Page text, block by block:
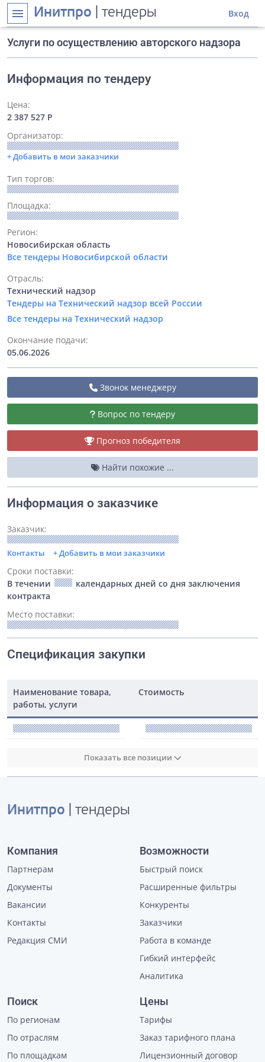
menu Инитпро | тендеры Вход
Услуги по осуществлению авторского надзора
Информация по тендеру
Цена:
2 387 527 Р
Организатор:
+ Добавить в мои заказчики
Тип торгов:
Площадка:
Регион:
Новосибирская область
Все тендеры Новосибирской области
Отрасль:
Технический надзор
Тендеры на Технический надзор всей России
Все тендеры на Технический надзор
Окончание подачи:
05.06.2026
Звонок менеджеру
Вопрос по тендеру
Прогноз победителя
Найти похожие ...
Информация о заказчике
Заказчик:
Контакты + Добавить в мои заказчики
Сроки поставки:
В течении
календарных дней со дня заключения
контракта
Место поставки:
Спецификация закупки
Наименование товара,
работы, услуги
Стоимость
Показать все позиции
Инитпро | тендеры
Компания
Партнерам
Документы
Вакансии
Контакты
Редакция СМИ
Возможности
Быстрый поиск
Расширенные фильтры
Конкуренты
Заказчики
Работа в команде
Гибкий интерфейс
Аналитика
Поиск
По регионам
По отраслям
По площадкам
Цены
Тарифы
Заказ тарифного плана
Лицензионный договор